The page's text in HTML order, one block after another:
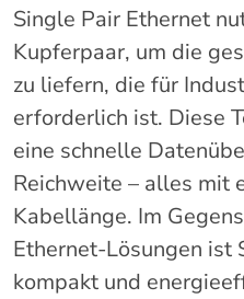
Single Pair Ethernet
Kupferpaar, um die
zu liefern, die für
erforderlich ist. Diese
eine schnelle
Reichweite – alles mit
Kabellänge. Im
Ethernet-Lösungen ist
kompakt und